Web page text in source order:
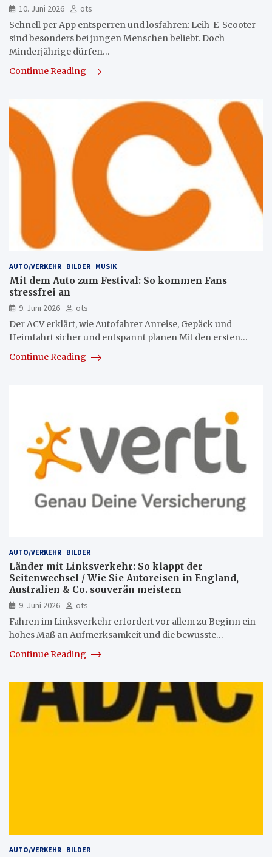
10. Juni 2026
ots
Schnell per App entsperren und losfahren: Leih-E-Scooter
sind besonders bei jungen Menschen beliebt. Doch
Minderjährige dürfen…
Continue Reading
AUTO/VERKEHR BILDER MUSIK
Mit dem Auto zum Festival: So kommen Fans
stressfrei an
9. Juni 2026
ots
Der ACV erklärt, wie Autofahrer Anreise, Gepäck und
Heimfahrt sicher und entspannt planen Mit den ersten…
Continue Reading
AUTO/VERKEHR BILDER
Länder mit Linksverkehr: So klappt der
Seitenwechsel / Wie Sie Autoreisen in England,
Australien & Co. souverän meistern
9. Juni 2026
ots
Fahren im Linksverkehr erfordert vor allem zu Beginn ein
hohes Maß an Aufmerksamkeit und die bewusste…
Continue Reading
AUTO/VERKEHR BILDER